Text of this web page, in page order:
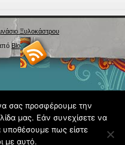
Ξυλοκάστρου
Blogs.sch.gr
σας προσφέρουμε την
μας. Εάν συνεχίσετε να
υποθέσουμε πως είστε
με αυτό.